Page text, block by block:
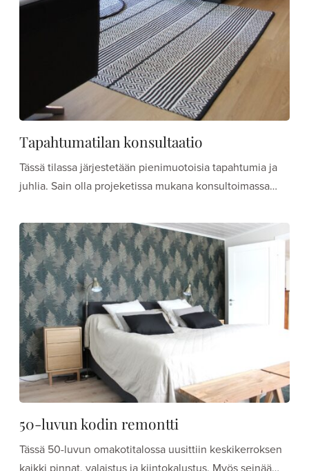
Tapahtumatilan konsultaatio
Tässä tilassa järjestetään pienimuotoisia tapahtumia ja
juhlia. Sain olla projeketissa mukana konsultoimassa…
50-luvun kodin remontti
Tässä 50-luvun omakotitalossa uusittiin keskikerroksen